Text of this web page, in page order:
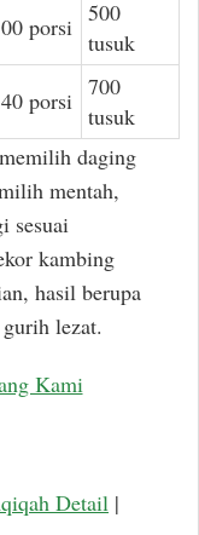
porsi 500
tusuk
porsi 700
tusuk
daging
mentah,
sesuai
kambing
hasil berupa
lezat.
Kami
Detail |